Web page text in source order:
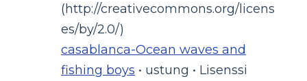
(http://creativecommons.org/licens
es/by/2.0/)
casablanca-Ocean waves and
fishing boys • ustung • Lisenssi